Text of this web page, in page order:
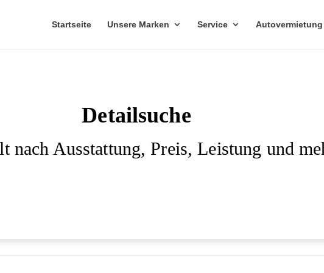
Startseite Unsere Marken Service Autovermietung
Detailsuche
nach Ausstattung, Preis, Leistung und